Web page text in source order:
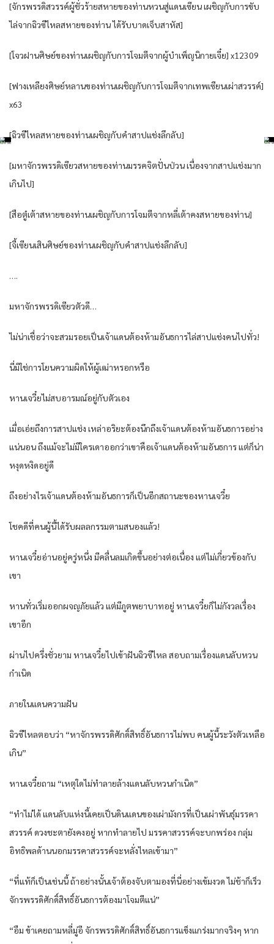
[จักรพรรดิสวรรค์ผู้ชั่วร้ายสหายของท่านหวนสู่แดนเซียน เผชิญกับการขับ
ไล่จากฉิวซีไหลสหายของท่าน ได้รับบาดเจ็บสาหัส]
[โจวฝานศิษย์ของท่านเผชิญกับการโจมตีจากผู้บำเพ็ญนิกายเจี๋ย] x12309
[ฟางเหลียงศิษย์หลานของท่านเผชิญกับการโจมตีจากเทพเซียนเผ่าสวรรค์]
x63
[ฉิวซีไหลสหายของท่านเผชิญกับคำสาปแช่งลึกลับ]
[มหาจักรพรรดิเซียวสหายของท่านมรรคจิตปั่นป่วน เนื่องจากสาปแช่งมาก
เกินไป]
[สือตู๋เต้าสหายของท่านเผชิญกับการโจมตีจากหลี่เต้าคงสหายของท่าน]
[จี้เซียนเสินศิษย์ของท่านเผชิญกับคำสาปแช่งลึกลับ]
….
มหาจักรพรรดิเซียวตัวดี…
ไม่น่าเชื่อว่าจะสวมรอยเป็นเจ้าแดนต้องห้ามอันธการไล่สาปแช่งคนไปทั่ว!
นี่มิใช่การโยนความผิดให้ผู้เฒ่าหรอกหรือ
หานเจวี๋ยไม่สบอารมณ์อยู่กับตัวเอง
เมื่อเอ่ยถึงการสาปแช่ง เหล่าอริยะต้องนึกถึงเจ้าแดนต้องห้ามอันธการอย่าง
แน่นอน ถึงแม้จะไม่มีใครเดาออกว่าเขาคือเจ้าแดนต้องห้ามอันธการ แต่ก็น่า
หงุดหงิดอยู่ดี
ถึงอย่างไรเจ้าแดนต้องห้ามอันธการก็เป็นอีกสถานะของหานเจวี๋ย
โชคดีที่คนผู้นี้ได้รับผลลกรรมตามสนองแล้ว!
หานเจวี๋ยอ่านอยู่ครู่หนึ่ง มีคลื่นลมเกิดขึ้นอย่างต่อเนื่อง แต่ไม่เกี่ยวข้องกับ
เขา
หานทั่วเริ่มออกผจญภัยแล้ว แต่มีภูตพยาบาทอยู่ หานเจวี๋ยก็ไม่กังวลเรื่อง
เขาอีก
ผ่านไปครึ่งชั่วยาม หานเจวี๋ยไปเข้าฝันฉิวซีไหล สอบถามเรื่องแดนลับหวน
กำเนิด
ภายในแดนความฝัน
ฉิวซีไหลตอบว่า “หาจักรพรรดิศักดิ์สิทธิ์อันธการไม่พบ คนผู้นี้ระวังตัวเหลือ
เกิน”
หานเจวี๋ยถาม “เหตุใดไม่ทำลายล้างแดนลับหวนกำเนิด”
“ทำไม่ได้ แดนลับแห่งนี้เคยเป็นดินแดนของเผ่ามังกรที่เป็นเผ่าพันธุ์มรรคา
สวรรค์ ดวงชะตายังคงอยู่ หากทำลายไป มรรคาสวรรค์จะบกพร่อง กลุ่ม
อิทธิพลด้านนอกมรรคาสวรรค์จะหลั่งไหลเข้ามา”
“ที่แท้ก็เป็นเช่นนี้ ถ้าอย่างนั้นเจ้าต้องจับตามองที่นี่อย่างเข้มงวด ไม่ช้าก็เร็ว
จักรพรรดิศักดิ์สิทธิ์อันธการต้องมาโจมตีแน่”
“อืม ข้าเคยถามหลี่มู่อี จักรพรรดิศักดิ์สิทธิ์อันธการแข็งแกร่งมากจริงๆ หาก